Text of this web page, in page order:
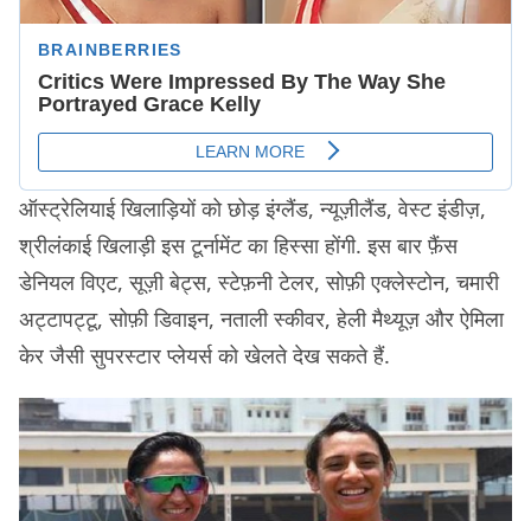
ऑस्ट्रेलियाई खिलाड़ियों को छोड़ इंग्लैंड, न्यूज़ीलैंड, वेस्ट इंडीज़,
श्रीलंकाई खिलाड़ी इस टूर्नामेंट का हिस्सा होंगी. इस बार फ़ैंस
डेनियल विएट, सूज़ी बेट्स, स्टेफ़नी टेलर, सोफ़ी एक्लेस्टोन, चमारी
अट्टापट्टू, सोफ़ी डिवाइन, नताली स्कीवर, हेली मैथ्यूज़ और ऐमिला
केर जैसी सुपरस्टार प्लेयर्स को खेलते देख सकते हैं.